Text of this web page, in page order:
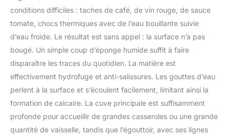
conditions difficiles : taches de café, de vin rouge, de sauce
tomate, chocs thermiques avec de l’eau bouillante suivie
d’eau froide. Le résultat est sans appel : la surface n’a pas
bougé. Un simple coup d’éponge humide suffit à faire
disparaître les traces du quotidien. La matière est
effectivement hydrofuge et anti-salissures. Les gouttes d’eau
perlent à la surface et s’écoulent facilement, limitant ainsi la
formation de calcaire. La cuve principale est suffisamment
profonde pour accueillir de grandes casseroles ou une grande
quantité de vaisselle, tandis que l’égouttoir, avec ses lignes